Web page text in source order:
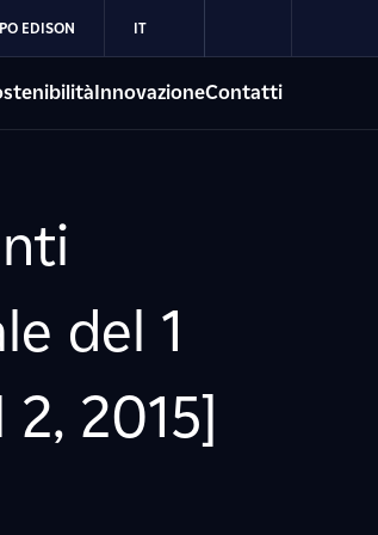
EDISON IT
InnovazioneContatti
del 1
2015]